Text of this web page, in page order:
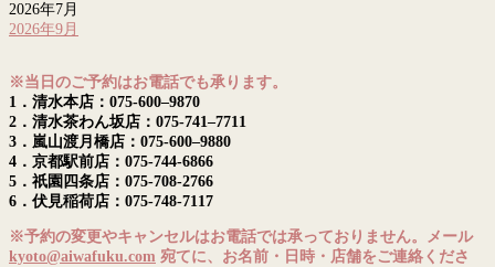
2026年7月
2026年9月
※当日のご予約はお電話でも承ります。
1．清水本店：075-600–9870
2．清水茶わん坂店：075-741–7711
3．嵐山渡月橋店：075-600–9880
4．京都駅前店：075-744-6866
5．祇園四条店：075-708-2766
6．伏見稲荷店：075-748-7117
※予約の変更やキャンセルはお電話では承っておりません。メール
kyoto@aiwafuku.com 宛てに、お名前・日時・店舗をご連絡くださ